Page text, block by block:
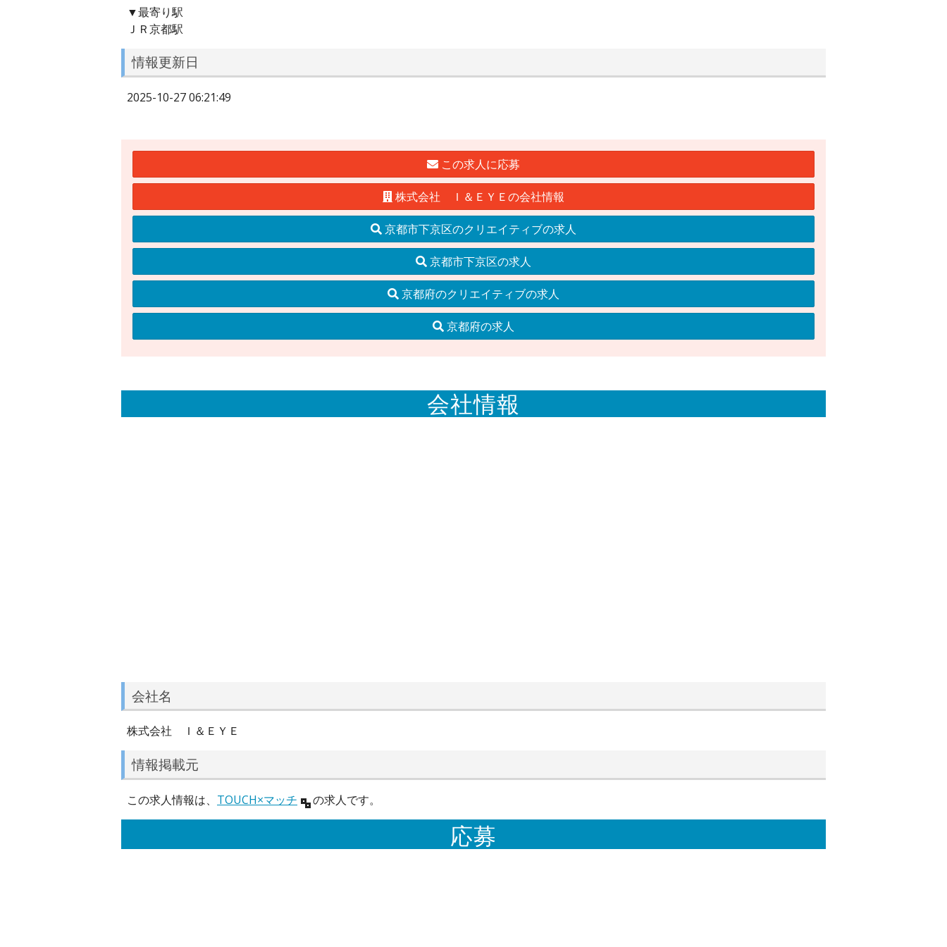
▼最寄り駅
ＪＲ京都駅
情報更新日
2025-10-27 06:21:49
この求人に応募
株式会社 Ｉ＆ＥＹＥの会社情報
京都市下京区のクリエイティブの求人
京都市下京区の求人
京都府のクリエイティブの求人
京都府の求人
会社情報
会社名
株式会社 Ｉ＆ＥＹＥ
情報掲載元
この求人情報は、 TOUCH×マッチ の求人です。
応募